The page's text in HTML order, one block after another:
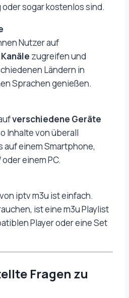
sogar kostenlos sind.
Nutzer auf
zugreifen und
Ländern in
Sprachen genießen.
verschiedene Geräte
Inhalte von überall
auf einem Smartphone,
einem PC.
iptv m3u ist einfach.
ist eine m3u Playlist
Player oder eine Set
Fragen zu